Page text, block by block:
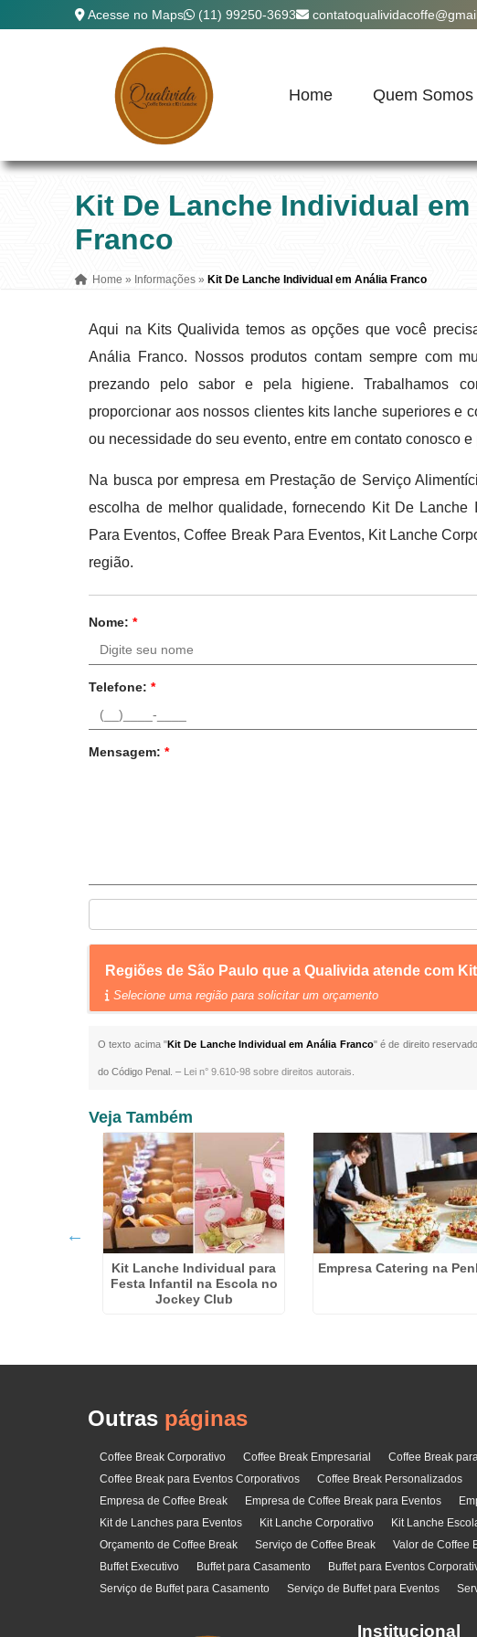
Acesse no Maps (11) 99250-3693
Home Quem Somos
Kit De Lanche Individual
Franco
Home » Informações » Kit De Lanche Individual em Anália Franco
Aqui na Kits Qualivida temos as opções que você
Anália Franco. Nossos produtos contam sempre com
prezando pelo sabor e pela higiene. Trabalhamos
proporcionar aos nossos clientes kits lanche superiores e
ou necessidade do seu evento, entre em contato conosco
Na busca por empresa em Prestação de Serviço
escolha de melhor qualidade, fornecendo Kit De
Para Eventos, Coffee Break Para Eventos, Kit Lanche
região.
Nome:*
Telefone:*
Mensagem:*
Regiões de São Paulo que a Qualivida atende com
Selecione uma região para solicitar um orçamento
O texto acima "Kit De Lanche Individual em Anália Franco" é de direito
do Código Penal. – Lei n° 9.610-98 sobre direitos autorais
Veja Também
Kit Lanche Individual para
Festa Infantil na Escola no
Jockey Club
Empresa Catering na
Outras páginas
Coffee Break Corporativo Coffee Break Empresarial Coffee Break
Coffee Break para Eventos Corporativos
Coffee Break Personalizados
Empresa de Coffee Break
Empresa de Coffee Break para Eventos
Kit de Lanches para Eventos
Kit Lanche Corporativo Kit Lanche
Orçamento de Coffee Break
Serviço de Coffee Break Valor de Coffee
Buffet Executivo
Buffet para Casamento Buffet para Eventos
Serviço de Buffet para Casamento
Serviço de Buffet para Eventos
Institucional